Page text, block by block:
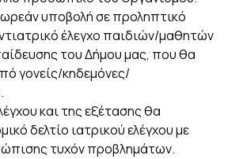
υποβολή σε προληπτικό
έλεγχο παιδιών/μαθητών
του Δήμου μας, που θα
γονείς/κηδεμόνες/
και της εξέτασης θα
δελτίο ιατρικού ελέγχου με
τυχόν προβλημάτων.